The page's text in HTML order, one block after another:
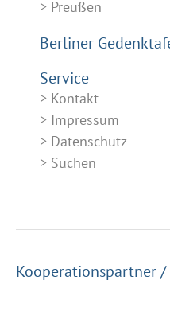
Preußen
Berliner
Service
Kontakt
Impressum
Datenschutz
Suchen
Kooperationspartner /